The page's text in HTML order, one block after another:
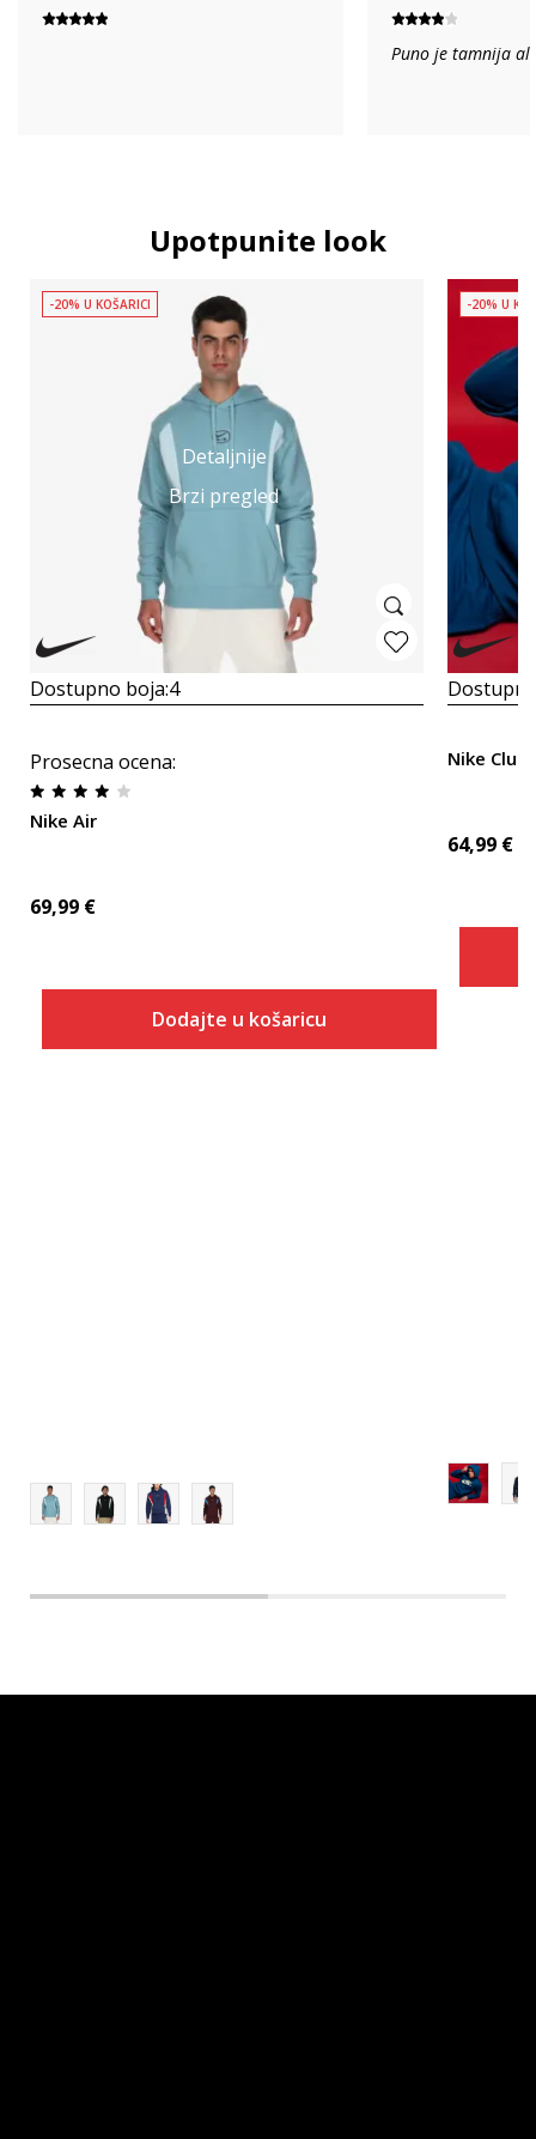
Puno je tamnija
Upotpunite look
Detaljnije
Brzi pregled
-20% U KOŠARICI
Dostupno boja:4
Prosecna ocena:
Nike Air
69,99 €
Dodajte u košaricu
-20% U
Nike Club
64,99 €